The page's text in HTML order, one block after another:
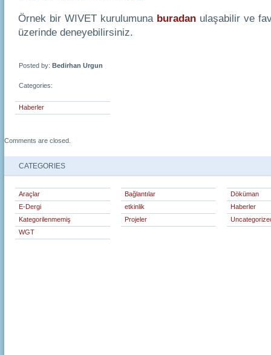
Örnek bir WIVET kurulumuna buradan ulaşabilir ve
üzerinde deneyebilirsiniz.
Posted by: Bedirhan Urgun
Categories:
Haberler
Comments are closed.
CATEGORIES
Araçlar Bağlantılar
Döküman
E-Dergi
etkinlik
Haberler
Kategorilenmemiş
Projeler
WGT